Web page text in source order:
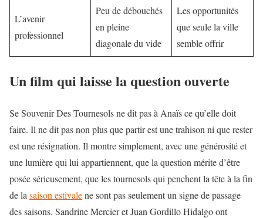
L’avenir
professionnel
Peu de débouchés
en pleine
diagonale du vide
Les opportunités
que seule la ville
semble offrir
Un film qui laisse la question ouverte
Se Souvenir Des Tournesols ne dit pas à Anaïs ce qu’elle doit
faire. Il ne dit pas non plus que partir est une trahison ni que rester
est une résignation. Il montre simplement, avec une générosité et
une lumière qui lui appartiennent, que la question mérite d’être
posée sérieusement, que les tournesols qui penchent la tête à la fin
de la saison estivalene sont pas seulement un signe de passage
des saisons. Sandrine Mercier et Juan Gordillo Hidalgo ont